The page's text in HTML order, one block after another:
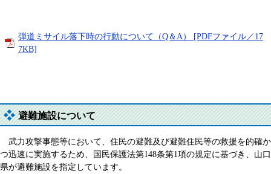
弾道ミサイル落下時の行動について（Q＆A） [PDFファイル／17
7KB]
避難施設について
武力攻撃事態等において、住民の避難及び避難住民等の救援を的確か
つ迅速に実施するため、国民保護法第148条第1項の規定に基づき、山口
県が避難施設を指定しています。